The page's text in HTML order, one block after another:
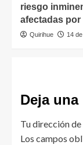
riesgo
afectadas
Quirihue 14
Deja
Tu dirección
Los campos